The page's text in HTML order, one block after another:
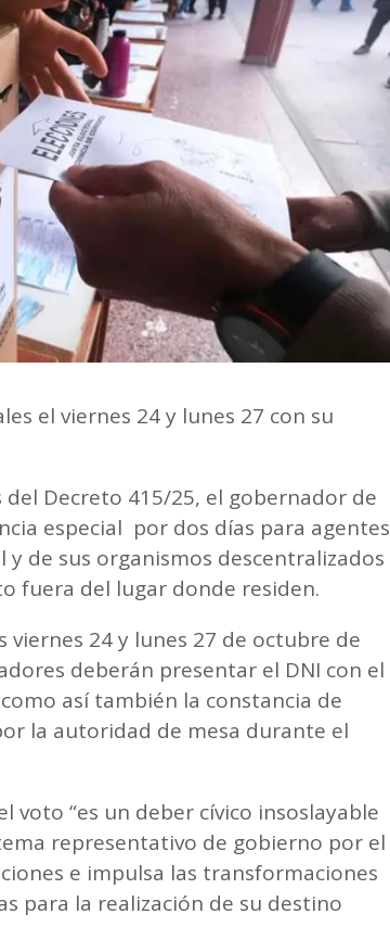
el viernes 24 y lunes 27 con su
Decreto 415/25, el gobernador de
especial por dos días para agentes
de sus organismos descentralizados
fuera del lugar donde residen.
24 y lunes 27 de octubre de
deberán presentar el DNI con el
así también la constancia de
la autoridad de mesa durante el
voto “es un deber cívico insoslayable
representativo de gobierno por el
e impulsa las transformaciones
para la realización de su destino